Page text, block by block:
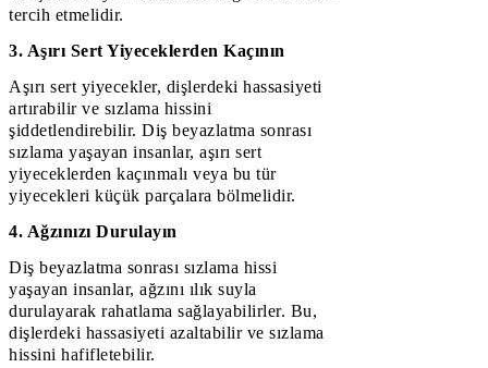
tercih etmelidir.
3. Aşırı Sert Yiyeceklerden Kaçının
Aşırı sert yiyecekler, dişlerdeki hassasiyeti
artırabilir ve sızlama hissini
şiddetlendirebilir. Diş beyazlatma sonrası
sızlama yaşayan insanlar, aşırı sert
yiyeceklerden kaçınmalı veya bu tür
yiyecekleri küçük parçalara bölmelidir.
4. Ağzınızı Durulayın
Diş beyazlatma sonrası sızlama hissi
yaşayan insanlar, ağzını ılık suyla
durulayarak rahatlama sağlayabilirler. Bu,
dişlerdeki hassasiyeti azaltabilir ve sızlama
hissini hafifletebilir.